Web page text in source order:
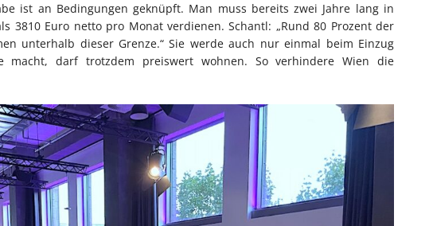
ist an Bedingungen geknüpft. Man muss bereits zwei Jahre lang in
3810 Euro netto pro Monat verdienen. Schantl: „Rund 80 Prozent der
unterhalb dieser Grenze.“ Sie werde auch nur einmal beim Einzug
macht, darf trotzdem preiswert wohnen. So verhindere Wien die